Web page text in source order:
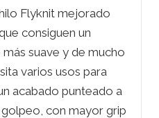
Flyknit mejorado
consiguen un
suave y de mucho
varios usos para
acabado punteado a
con mayor grip